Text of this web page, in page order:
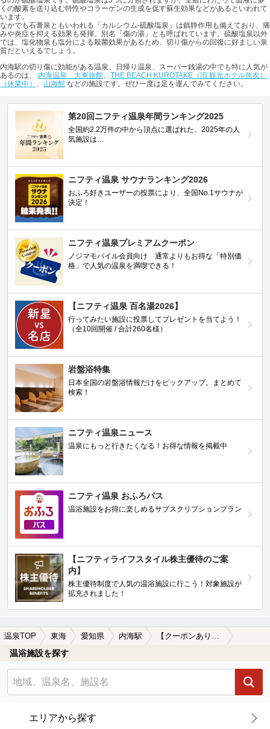
くの酸素を送り込む特性やコラーゲンの生成を促す蘇生効果などがあるといわれて
います。
なかでも石膏泉ともいわれる「カルシウム-硫酸塩泉」は鎮静作用も備えており、痛
みや炎症を抑える効果も発揮。別名「傷の湯」とも呼ばれています。硫酸塩泉以外
では、塩化物泉も塩分による殺菌効果があるため、切り傷からの回復に好ましい泉
質だといえるでしょう。
内海駅の切り傷に効能がある温泉、日帰り温泉、スーパー銭湯の中でも特に人気が
あるのは、 内海温泉 大東旅館、 THE BEACH KUROTAKE（旧 観光ホテル魚友）
（休業中） 、 山海館 などの施設です。ぜひ一度は足を運んでみてください。
第20回ニフティ温泉年間ランキング2025
全国約2.2万件の中から頂点に選ばれた、2025年の人
気施設は…
ニフティ温泉 サウナランキング2026
おふろ好きユーザーの投票により、全国No.1サウナが
決定！
ニフティ温泉プレミアムクーポン
ノジマモバイル会員向け 通常よりもお得な「特別価
格」で人気の温泉を満喫できる！
【ニフティ温泉 百名湯2026】
行ってみたい施設に投票してプレゼントを当てよう！
（全10回開催 / 合計260名様）
岩盤浴特集
日本全国の岩盤浴情報だけをピックアップ。まとめて
検索！
ニフティ温泉ニュース
温泉にもっと行きたくなる！お得な情報を掲載中
ニフティ温泉 おふろパス
温浴施設をお得に楽しめるサブスクリプションプラン
【ニフティライフスタイル株主優待のご案
内】
株主優待制度で人気の温浴施設に行こう！対象施設が
拡充されました！
温泉TOP 東海 愛知県 内海駅 【クーポンあり】切り傷に効能がある内海駅近くの温泉、日帰り温泉、スーパー銭湯おすすめ
温浴施設を探す
エリアから探す